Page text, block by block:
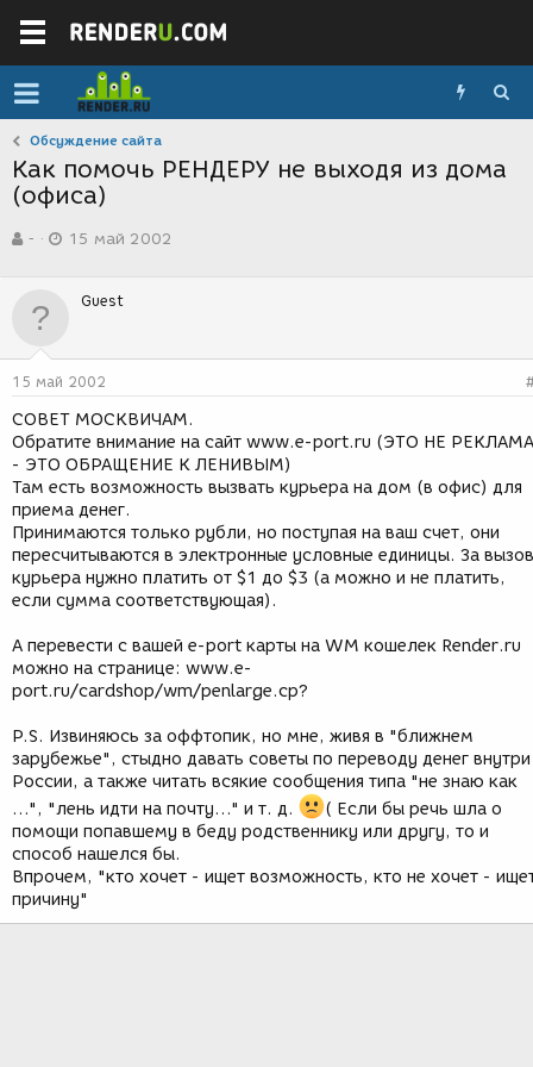
Обсуждение сайта
Как помочь РЕНДЕРУ не выходя из дома
(офиса)
в
р
м
-
а
д
н
и
я
15 май 2002
Guest
15 май 2002
СОВЕТ МОСКВИЧАМ.
Обратите внимание на сайт www.e-port.ru (ЭТО НЕ РЕКЛАМА
- ЭТО ОБРАЩЕНИЕ К ЛЕНИВЫМ)
Там есть возможность вызвать курьера на дом (в офис) для
приема денег.
Принимаются только рубли, но поступая на ваш счет, они
пересчитываются в электронные условные единицы. За вызов
курьера нужно платить от $1 до $3 (а можно и не платить,
если сумма соответствующая).
А перевести с вашей e-port карты на WM кошелек Render.ru
можно на странице: www.e-
port.ru/cardshop/wm/penlarge.cp?
P.S. Извиняюсь за оффтопик, но мне, живя в "ближнем
зарубежье", стыдно давать советы по переводу денег внутри
России, а также читать всякие сообщения типа "не знаю как
...", "лень идти на почту..." и т. д.
( Если бы речь шла о
помощи попавшему в беду родственнику или другу, то и
способ нашелся бы.
Впрочем, "кто хочет - ищет возможность, кто не хочет -
причину"